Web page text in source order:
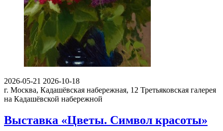
2026-05-21 2026-10-18
г. Москва, Кадашёвская набережная, 12 Третьяковская галерея
на Кадашёвской набережной
Выставка «Цветы. Символ красоты»